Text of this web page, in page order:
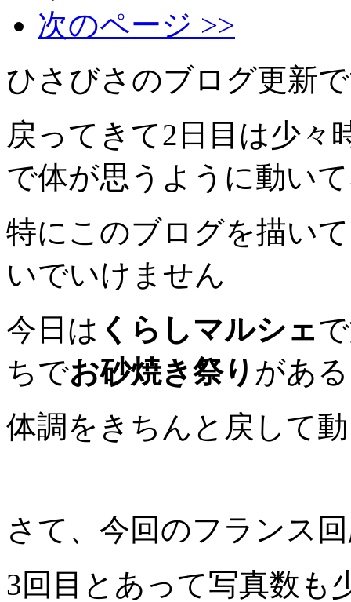
次のページ >>
ひさびさのブログ更新
戻ってきて2日目は少々
で体が思うように動い
特にこのブログを描い
いでいけません
今日は くらしマルシェで
ちでお砂焼き祭り があ
体調をきちんと戻して
さて、今回のフランス
3回目とあって写真数も